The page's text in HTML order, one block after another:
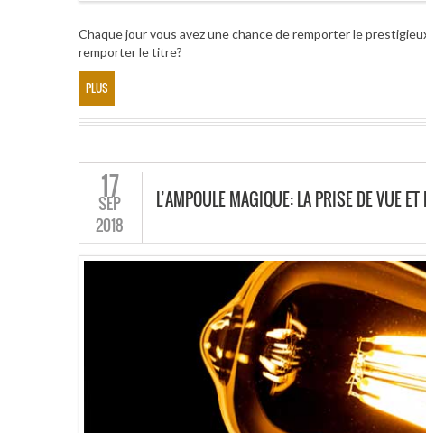
Chaque jour vous avez une chance de remporter le
remporter le titre?
PLUS
17
SEP
2018
L’AMPOULE MAGIQUE: LA PRISE DE VUE